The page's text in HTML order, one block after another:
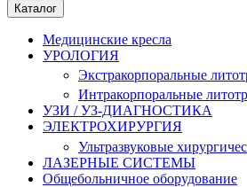
Каталог
Медицинские кресла
УРОЛОГИЯ
Экстракорпоральные
Интракорпоральные
УЗИ / УЗ-ДИАГНОСТИКА
ЭЛЕКТРОХИРУРГИЯ
Ультразвуковые
ЛАЗЕРНЫЕ СИСТЕМЫ
Общебольничное оборудование